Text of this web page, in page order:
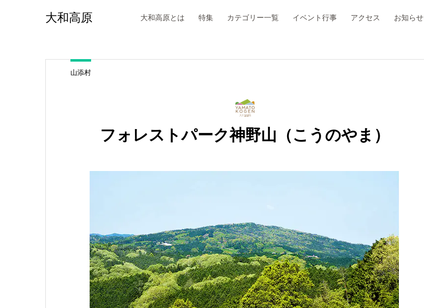
大和高原 大和高原とは 特集 カテゴリー一覧 イベント行事 アクセス お知らせ
山添村
フォレストパーク神野山（こうのやま）